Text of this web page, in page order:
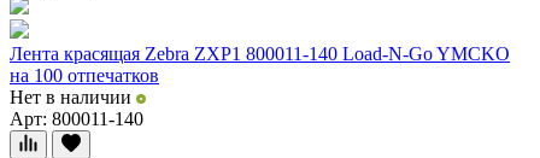
Лента красящая Zebra ZXP1 800011-140 Load-N-Go YMCKO
на 100 отпечатков
Нет в наличии
Арт: 800011-140